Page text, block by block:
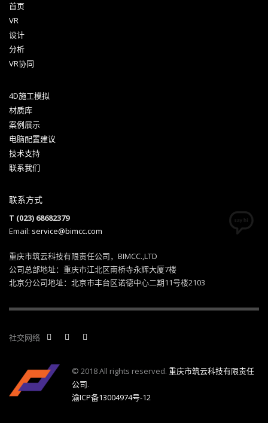
首页
VR
设计
分析
VR协同
4D施工模拟
材质库
案例展示
电脑配置建议
技术支持
联系我们
联系方式
T (023) 68682379
Email: service@bimcc.com
重庆市筑云科技有限责任公司，BIMCC.,LTD
公司总部地址：重庆市江北区南桥寺永辉大厦7楼
北京分公司地址：北京市丰台区诺德中心二期11号楼2103
社交网络
© 2018 All rights reserved. 重庆市筑云科技有限责任
公司.
渝ICP备13004974号-12